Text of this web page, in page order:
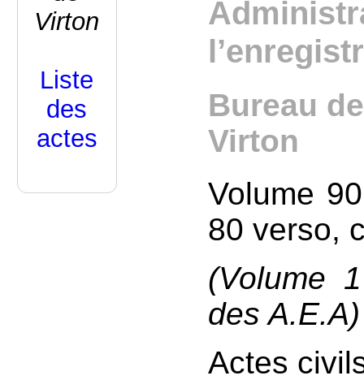
Bureau
Virton
Volume
80 verso,
(Volume
des A.E.A)
Actes
Virton
Liste
des
actes